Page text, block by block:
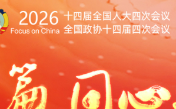
山绿松石产业大会上的感悟
的乡村资产确权实践